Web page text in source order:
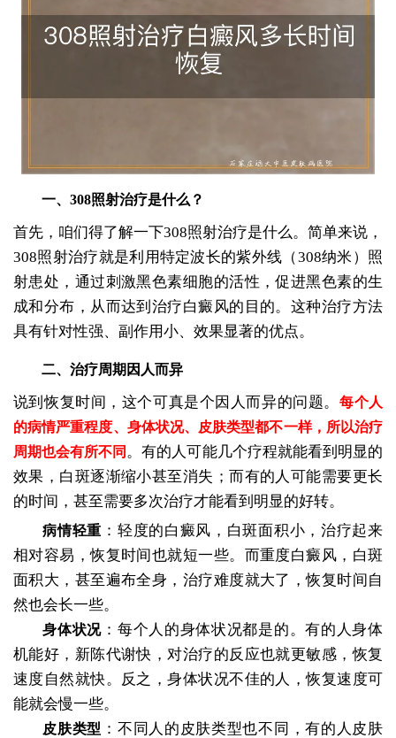
一、308照射治疗是什么？
首先，咱们得了解一下308照射治疗是什么。简单来说，
308照射治疗就是利用特定波长的紫外线（308纳米）照
射患处，通过刺激黑色素细胞的活性，促进黑色素的生
成和分布，从而达到治疗白癜风的目的。这种治疗方法
具有针对性强、副作用小、效果显著的优点。
二、治疗周期因人而异
说到恢复时间，这个可真是个因人而异的问题。 每个人
的病情严重程度、身体状况、皮肤类型都不一样，所以治疗
周期也会有所不同 。有的人可能几个疗程就能看到明显的
效果，白斑逐渐缩小甚至消失；而有的人可能需要更长
的时间，甚至需要多次治疗才能看到明显的好转。
病情轻重 ：轻度的白癜风，白斑面积小，治疗起来
相对容易，恢复时间也就短一些。而重度白癜风，白斑
面积大，甚至遍布全身，治疗难度就大了，恢复时间自
然也会长一些。
身体状况 ：每个人的身体状况都是的。有的人身体
机能好，新陈代谢快，对治疗的反应也就更敏感，恢复
速度自然就快。反之，身体状况不佳的人，恢复速度可
能就会慢一些。
皮肤类型 ：不同人的皮肤类型也不同，有的人皮肤